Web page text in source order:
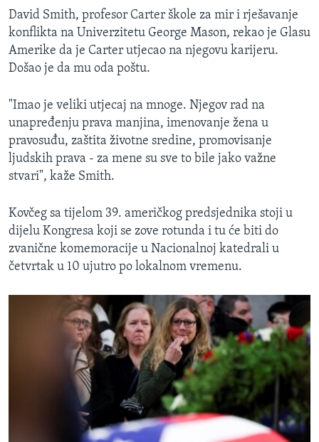
David Smith, profesor Carter škole za mir i rješavanje
konflikta na Univerzitetu George Mason, rekao je Glasu
Amerike da je Carter utjecao na njegovu karijeru.
Došao je da mu oda poštu.
"Imao je veliki utjecaj na mnoge. Njegov rad na
unapređenju prava manjina, imenovanje žena u
pravosuđu, zaštita životne sredine, promovisanje
ljudskih prava - za mene su sve to bile jako važne
stvari", kaže Smith.
Kovčeg sa tijelom 39. američkog predsjednika stoji u
dijelu Kongresa koji se zove rotunda i tu će biti do
zvanične komemoracije u Nacionalnoj katedrali u
četvrtak u 10 ujutro po lokalnom vremenu.